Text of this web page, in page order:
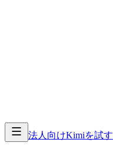
法人向けKimiを試す